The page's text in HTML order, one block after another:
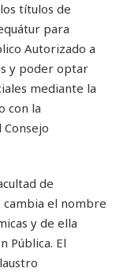
títulos de
para
Autorizado a
y poder optar
mediante la
con la
de
cambia el nombre
y de ella
Pública. El